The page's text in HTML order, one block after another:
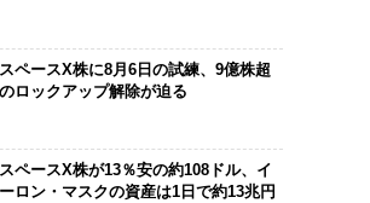
スペースX株に8月6日の試練、9億株超
のロックアップ解除が迫る
スペースX株が13％安の約108ドル、イ
ーロン・マスクの資産は1日で約13兆円